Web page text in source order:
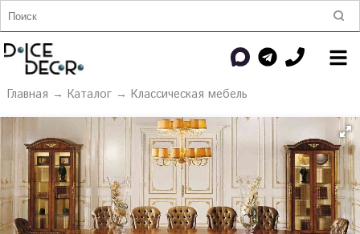
Главная → Каталог→ Классическая мебель